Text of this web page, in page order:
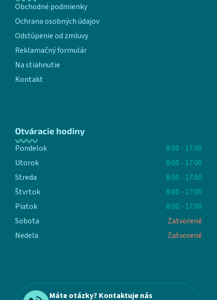
Obchodné podmienky
Ochrana osobných údajov
Odstúpenie od zmluvy
Reklamačný formulár
Na stiahnutie
Kontakt
Otváracie hodiny
Pondelok
8:00 - 17:00
Utorok
8:00 - 17:00
Streda
8:00 - 17:00
Štvrtok
8:00 - 17:00
Piatok
8:00 - 17:00
Sobota
Zatvorené
Nedela
Zatvorené
Máte otázky? Kontaktuje nás